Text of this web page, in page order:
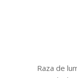
Raza de